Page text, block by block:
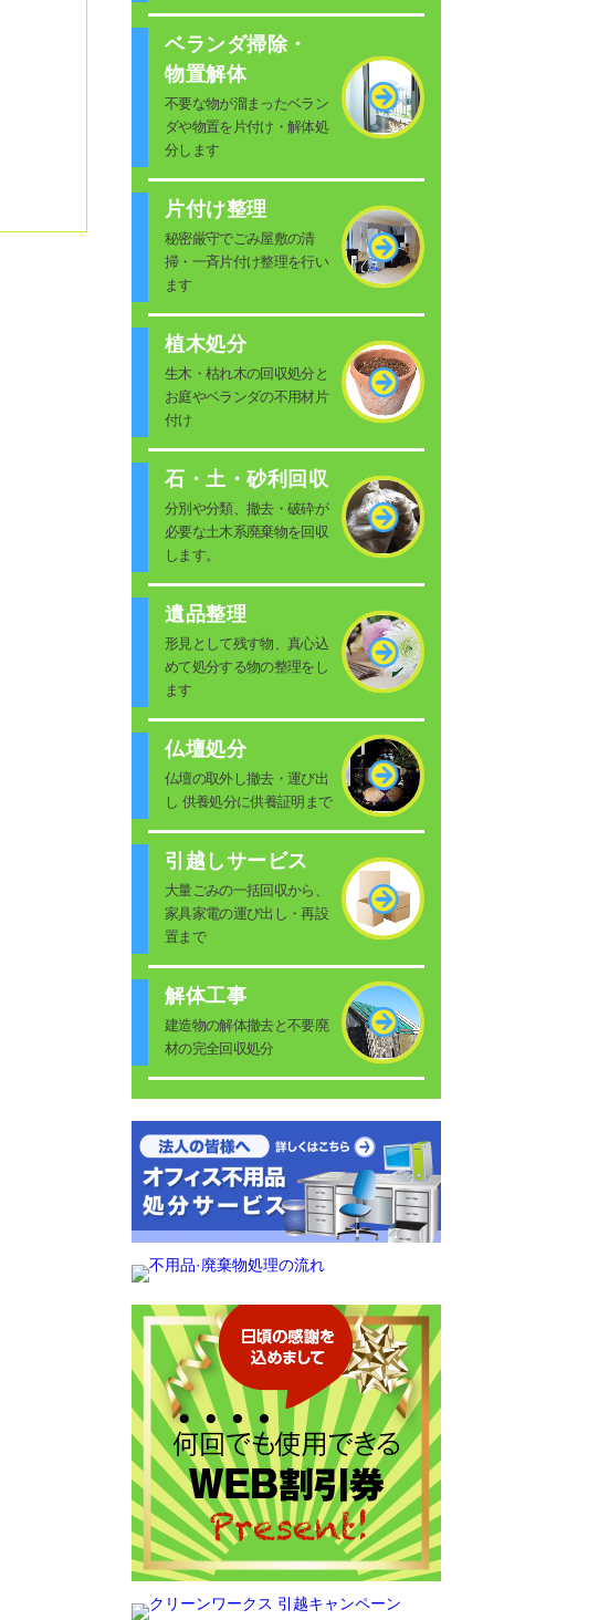
ベランダ掃除・
物置解体
不要な物が溜まったベラン
ダや物置を片付け・解体処
分します
片付け整理
秘密厳守でごみ屋敷の清
掃・一斉片付け整理を行い
ます
植木処分
生木・枯れ木の回収処分と
お庭やベランダの不用材片
付け
石・土・砂利回収
分別や分類、撤去・破砕が
必要な土木系廃棄物を回収
します。
遺品整理
形見として残す物、真心込
めて処分する物の整理をし
ます
仏壇処分
仏壇の取外し撤去・運び出
し 供養処分に供養証明まで
引越しサービス
大量ごみの一括回収から、
家具家電の運び出し・再設
置まで
解体工事
建造物の解体撤去と不要廃
材の完全回収処分